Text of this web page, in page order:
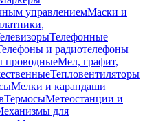
управлениемМаски и
Телефонные
и радиотелефоны
проводныеМел, графит,
Тепловентиляторы
Мелки и карандаши
ТермосыМетеостанции и
для